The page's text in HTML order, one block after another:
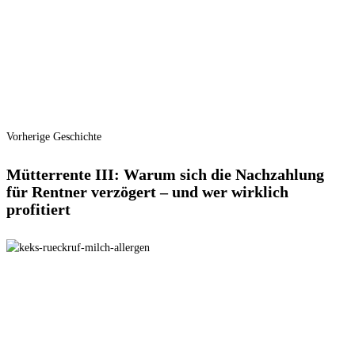
Vorherige Geschichte
Mütterrente III: Warum sich die Nachzahlung
für Rentner verzögert – und wer wirklich
profitiert